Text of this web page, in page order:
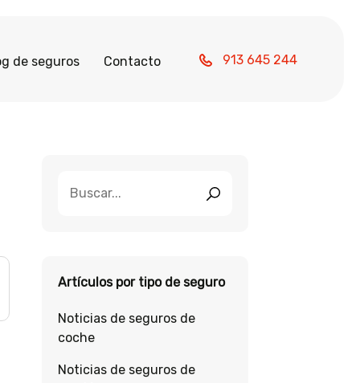
de seguros Contacto 913 645 244
Artículos por tipo de seguro
Noticias de seguros de
coche
Noticias de seguros de